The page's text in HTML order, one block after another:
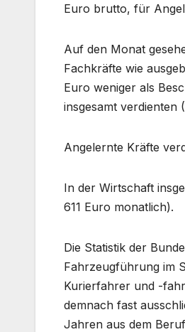
Euro brutto, für
Auf den Monat
Fachkräfte wie
Euro weniger als
insgesamt verdienten
Angelernte Kräfte
In der Wirtschaft
611 Euro monatlich).
Die Statistik der
Fahrzeugführung im
Kurierfahrer und -
demnach fast
Jahren aus dem